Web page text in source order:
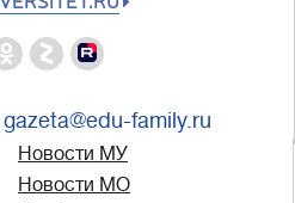
gazeta@edu-family.ru
Новости МУ
Новости МО